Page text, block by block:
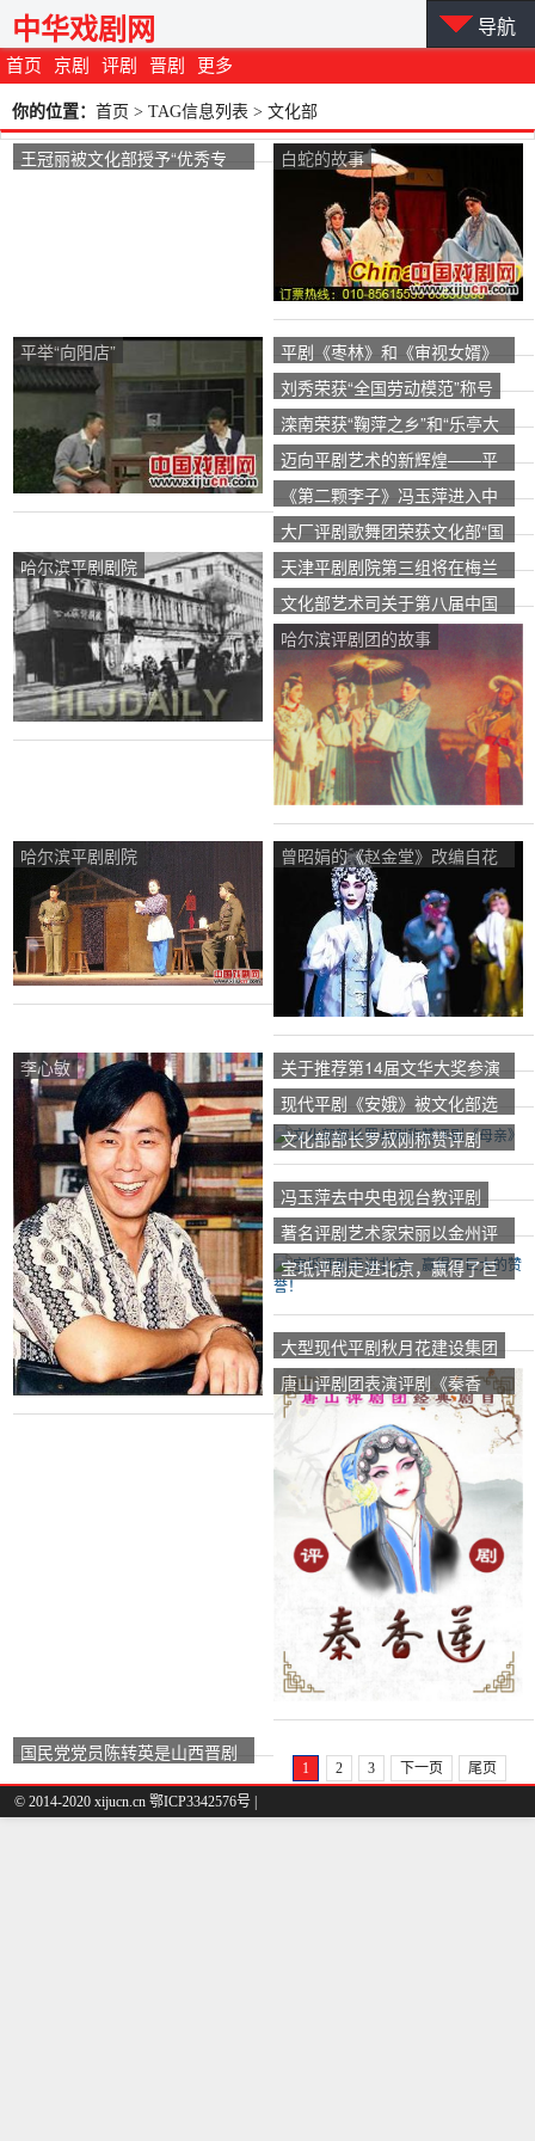
首页 京剧 评剧 晋剧 更多
中华戏剧网 导航
你的位置： 首页 > TAG信息列表 > 文化部
王冠丽被文化部授予“优秀专
白蛇的故事
平举“向阳店”
平剧《枣林》和《审视女婿》
在北京上映
刘秀荣获“全国劳动模范”称号
滦南荣获“鞠萍之乡”和“乐亭大
鼓之乡”双牌
迈向平剧艺术的新辉煌——平
剧《我的呼兰河》学术研讨会
《第二颗李子》冯玉萍进入中
央电视台歌剧频道
大厂评剧歌舞团荣获文化部“国
家文化产业示范基地”称号
哈尔滨平剧剧院
天津平剧剧院第三组将在梅兰
芳大剧院上演现代鞠萍歌剧
《我们村的新事物》。
文化部艺术司关于第八届中国
评剧艺术节有关事项的通知
哈尔滨评剧团的故事
哈尔滨平剧剧院
曾昭娟的《赵金堂》改编自花
卉学校的代表作《朱马克
集》，深受歌剧迷的喜爱。
李心敏
关于推荐第14届文华大奖参演
剧目的通知
现代平剧《安娥》被文化部选
为优秀剧目巡回演出。
文化部部长罗叔刚称赞评剧
《母亲》
冯玉萍去中央电视台教评剧
著名评剧艺术家宋丽以金州评
剧团年轻演员倪家鑫为女演员
宝坻评剧走进北京，赢得了巨
大的赞誉！
大型现代平剧秋月花建设集团
唐山评剧团表演评剧《秦香
莲》
国民党党员陈转英是山西晋剧
一等演员。
1 2 3 下一页
尾页
© 2014-2020 xijucn.cn 鄂ICP3342576号 |